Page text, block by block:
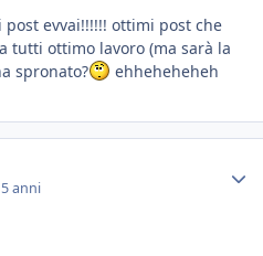
evvai!!!!!! ottimi post che
tutti ottimo lavoro (ma sarà la
spronato?
ehheheheheh
anni